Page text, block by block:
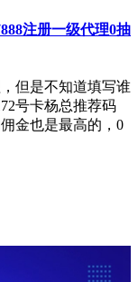
注册一级代理0抽
但是不知道填写谁
号卡杨总推荐码
金也是最高的，0